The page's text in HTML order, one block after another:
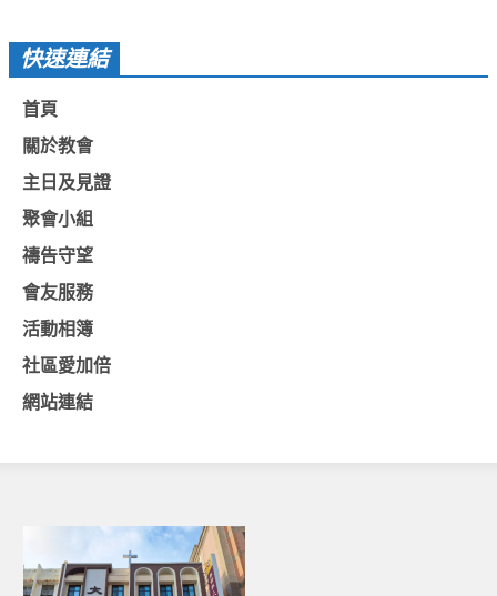
教會節慶_2018年
教會節慶_2016年
教會節慶_2015年
活動影音
活動影音_2026年
活動影音_2025年
活動影音_2022年
活動影音_2021年
快速連結
首頁
關於教會
主日及見證
聚會小組
禱告守望
會友服務
活動相簿
社區愛加倍
網站連結